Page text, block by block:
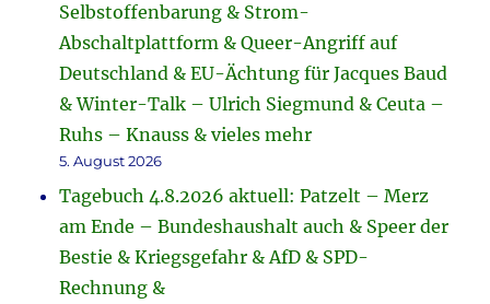
Selbstoffenbarung & Strom-
Abschaltplattform & Queer-Angriff auf
Deutschland & EU-Ächtung für Jacques Baud
& Winter-Talk – Ulrich Siegmund & Ceuta –
Ruhs – Knauss & vieles mehr
5. August 2026
Tagebuch 4.8.2026 aktuell: Patzelt – Merz
am Ende – Bundeshaushalt auch & Speer der
Bestie & Kriegsgefahr & AfD & SPD-
Rechnung &